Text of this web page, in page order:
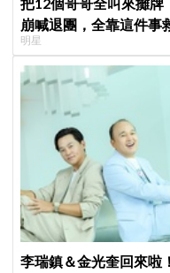
崩喊退團，全靠這件事
明星
李瑞鎮＆金光奎回來啦